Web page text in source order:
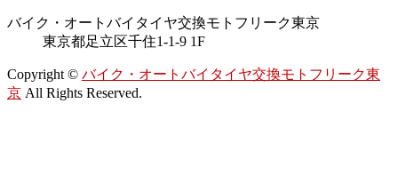
バイク・オートバイタイヤ交換モトフリーク東京
東京都足立区千住1-1-9 1F
Copyright © バイク・オートバイタイヤ交換モトフリーク東
京 All Rights Reserved.